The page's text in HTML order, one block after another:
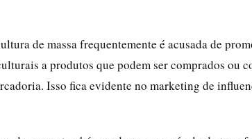
de massa frequentemente é acusada de
a produtos que podem ser comprados ou
Isso fica evidente no marketing de